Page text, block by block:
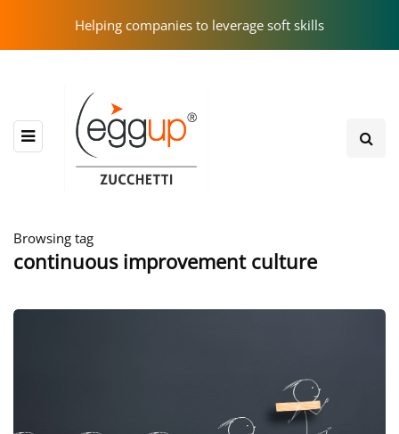
Helping companies to leverage soft skills
Browsing tag
continuous improvement culture